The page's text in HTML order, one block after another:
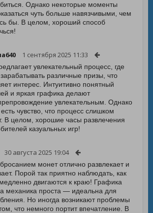
Однако некоторые моменты
чуть больше навязчивыми, чем
бы. В целом, хороший способ
1 сентября 2025 11:33
увлекательный процесс, где
различные призы, что
интерес. Интуитивно понятный
и яркая графика делают
увлекательным. Однако
есть чувство, что процесс слишком
В целом, хорошие часы развлечения
казуальных игр!
30 августа 2025 19:04
монет отлично развлекает и
Порой так приятно наблюдать, как
двигаются к краю! Графика
механика проста — идеальна для
Но иногда возникают проблемы
что немного портит впечатление. В